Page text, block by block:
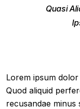
Quasi
Lorem ipsum
Quod aliquid
recusandae minus